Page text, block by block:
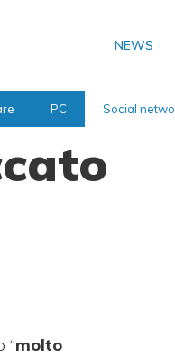
NEWS
PC Social
“molto